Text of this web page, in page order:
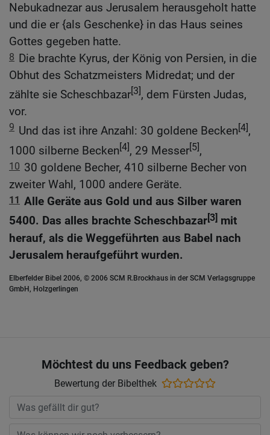
Nebukadnezar aus Jerusalem herausgeholt hatte
und die er {als Geschenke} in das Haus seines
Gottes gegeben hatte.
8 Die brachte Kyrus, der König von Persien, in die
Obhut des Schatzmeisters Midredat; und der
zählte sie Scheschbazar[3], dem Fürsten Judas,
vor.
9 Und das ist ihre Anzahl: 30 goldene Becken[4],
1000 silberne Becken[4], 29 Messer[5],
10 30 goldene Becher, 410 silberne Becher von
zweiter Wahl, 1000 andere Geräte.
11 Alle Geräte aus Gold und aus Silber waren
5400. Das alles brachte Scheschbazar[3] mit
herauf, als die Weggeführten aus Babel nach
Jerusalem heraufgeführt wurden.
Elberfelder Bibel 2006, © 2006 SCM R.Brockhaus in der SCM Verlagsgruppe
GmbH, Holzgerlingen
Möchtest du uns Feedback geben?
Bewertung der Bibelthek